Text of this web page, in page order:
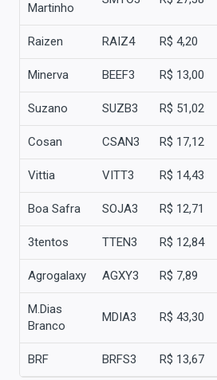
Martinho
Raizen RAIZ4 R$ 4,20
Minerva BEEF3 R$ 13,00
Suzano SUZB3 R$ 51,02
Cosan CSAN3 R$ 17,12
Vittia VITT3 R$ 14,43
Boa Safra SOJA3 R$ 12,71
3tentos TTEN3 R$ 12,84
Agrogalaxy AGXY3 R$ 7,89
M.Dias
Branco
MDIA3 R$ 43,30
BRF BRFS3 R$ 13,67